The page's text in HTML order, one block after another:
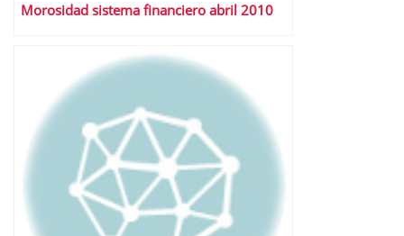
Morosidad sistema financiero abril 2010